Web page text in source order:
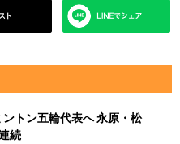
トン五輪代表へ 永原・松
続